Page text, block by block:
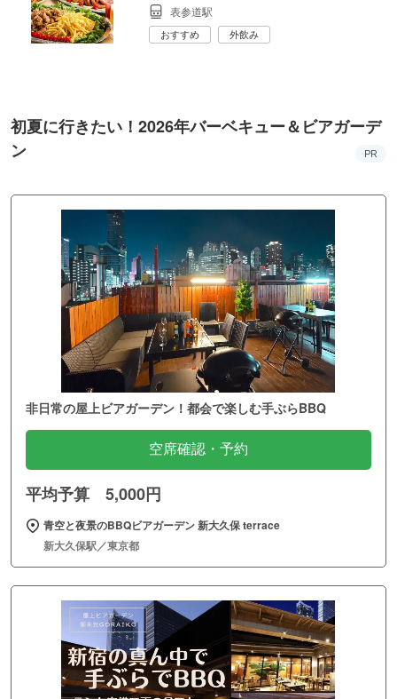
表参道駅
おすすめ 外飲み
初夏に行きたい！2026年バーベキュー＆ビアガーデ
ン
PR
非日常の屋上ビアガーデン！都会で楽しむ手ぶらBBQ
空席確認・予約
平均予算 5,000円
青空と夜景のBBQビアガーデン 新大久保 terrace
新大久保駅／東京都